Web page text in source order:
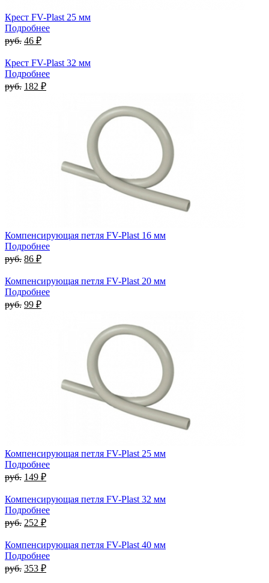
Крест FV-Plast 25 мм
Подробнее
руб. 46 ₽
Крест FV-Plast 32 мм
Подробнее
руб. 182 ₽
Компенсирующая петля FV-Plast 16 мм
Подробнее
руб. 86 ₽
Компенсирующая петля FV-Plast 20 мм
Подробнее
руб. 99 ₽
Компенсирующая петля FV-Plast 25 мм
Подробнее
руб. 149 ₽
Компенсирующая петля FV-Plast 32 мм
Подробнее
руб. 252 ₽
Компенсирующая петля FV-Plast 40 мм
Подробнее
руб. 353 ₽